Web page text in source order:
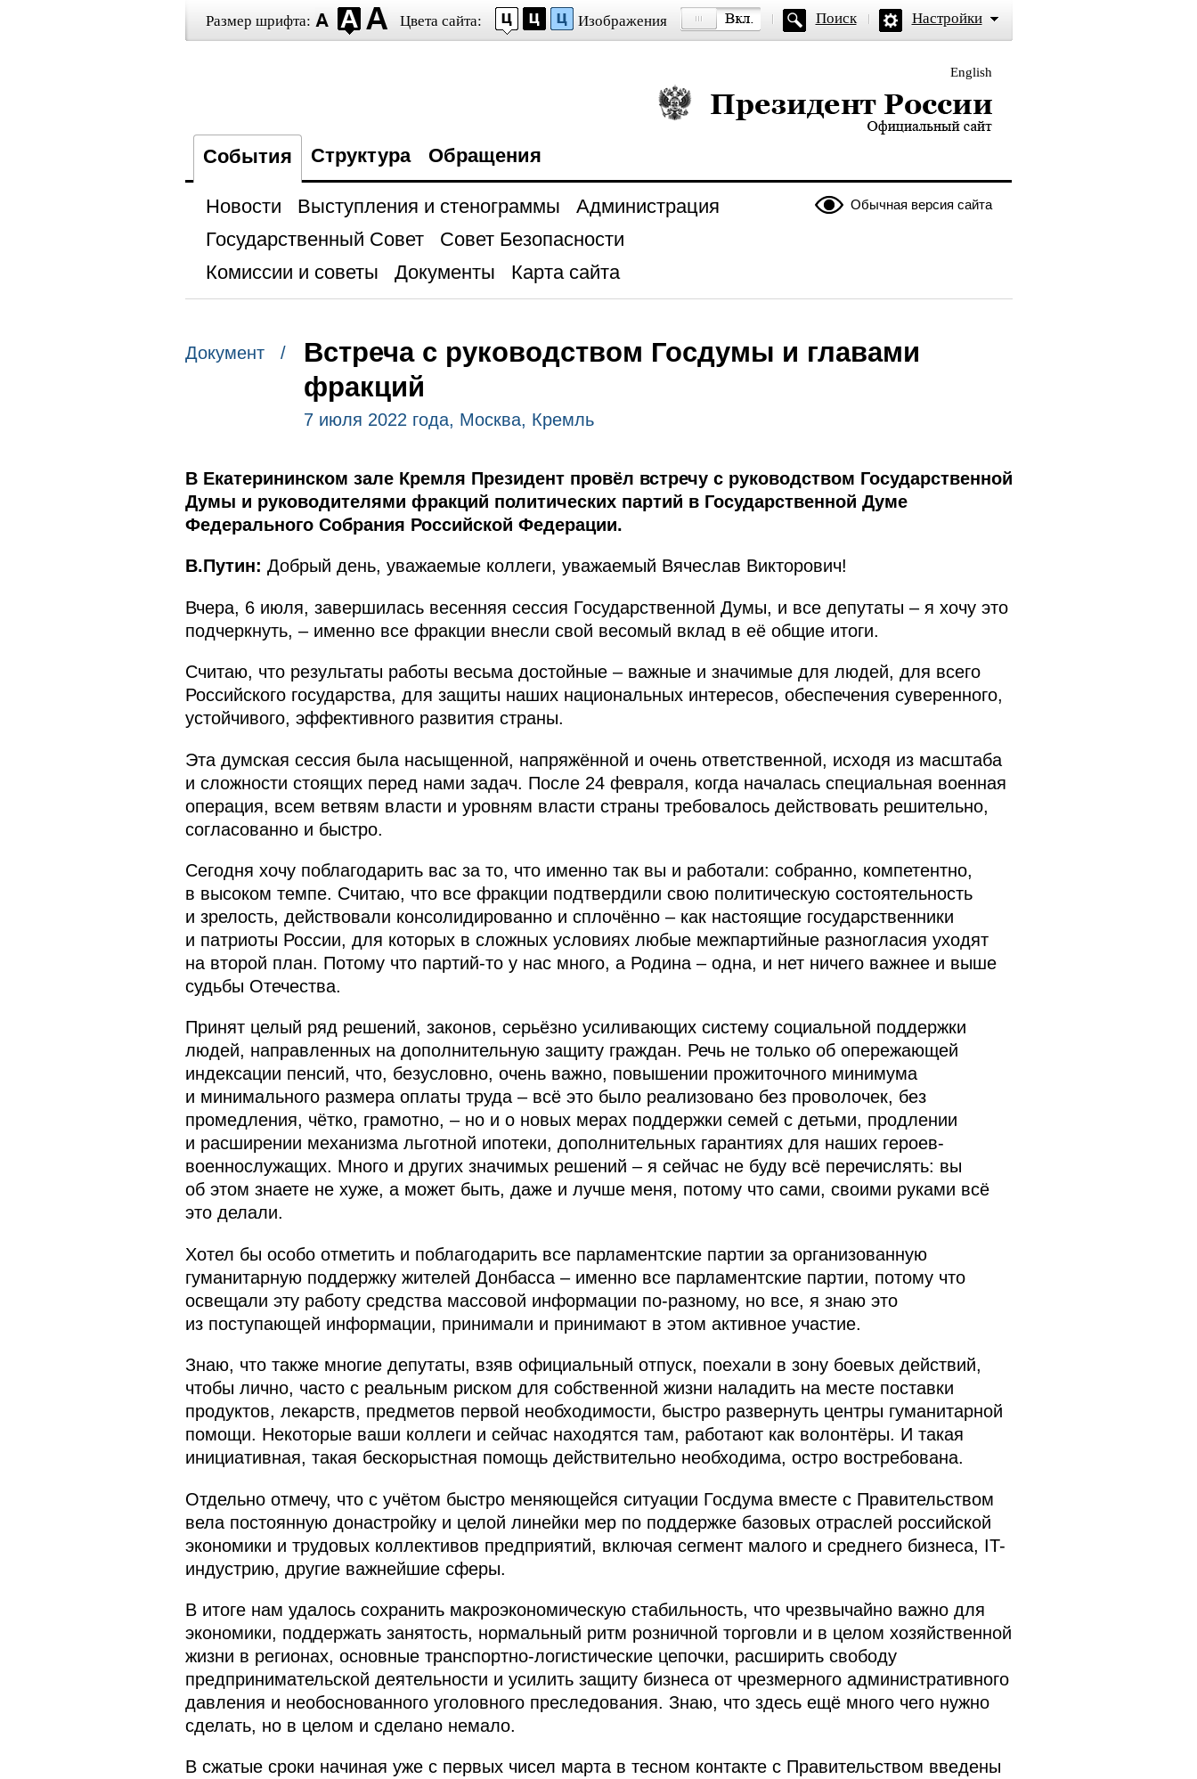
Размер шрифта: Цвета сайта: Изображения Поиск Настройки
English
Президент России — официальный сайт
События Структура Обращения
Обычная версия сайта
Новости Выступления и стенограммы
Администрация
Государственный Совет
Совет Безопасности
Комиссии и советы
Документы Карта сайта
Документ /
Встреча с руководством Госдумы и главами
фракций
7 июля 2022 года, Москва, Кремль
В Екатерининском зале Кремля Президент провёл встречу с руководством Государственной
Думы и руководителями фракций политических партий в Государственной Думе
Федерального Собрания Российской Федерации.
В.Путин: Добрый день, уважаемые коллеги, уважаемый Вячеслав Викторович!
Вчера, 6 июля, завершилась весенняя сессия Государственной Думы, и все депутаты – я хочу это
подчеркнуть, – именно все фракции внесли свой весомый вклад в её общие итоги.
Считаю, что результаты работы весьма достойные – важные и значимые для людей, для всего
Российского государства, для защиты наших национальных интересов, обеспечения суверенного,
устойчивого, эффективного развития страны.
Эта думская сессия была насыщенной, напряжённой и очень ответственной, исходя из масштаба
и сложности стоящих перед нами задач. После 24 февраля, когда началась специальная военная
операция, всем ветвям власти и уровням власти страны требовалось действовать решительно,
согласованно и быстро.
Сегодня хочу поблагодарить вас за то, что именно так вы и работали: собранно, компетентно,
в высоком темпе. Считаю, что все фракции подтвердили свою политическую состоятельность
и зрелость, действовали консолидированно и сплочённо – как настоящие государственники
и патриоты России, для которых в сложных условиях любые межпартийные разногласия уходят
на второй план. Потому что партий-то у нас много, а Родина – одна, и нет ничего важнее и выше
судьбы Отечества.
Принят целый ряд решений, законов, серьёзно усиливающих систему социальной поддержки
людей, направленных на дополнительную защиту граждан. Речь не только об опережающей
индексации пенсий, что, безусловно, очень важно, повышении прожиточного минимума
и минимального размера оплаты труда – всё это было реализовано без проволочек, без
промедления, чётко, грамотно, – но и о новых мерах поддержки семей с детьми, продлении
и расширении механизма льготной ипотеки, дополнительных гарантиях для наших героев-
военнослужащих. Много и других значимых решений – я сейчас не буду всё перечислять: вы
об этом знаете не хуже, а может быть, даже и лучше меня, потому что сами, своими руками всё
это делали.
Хотел бы особо отметить и поблагодарить все парламентские партии за организованную
гуманитарную поддержку жителей Донбасса – именно все парламентские партии, потому что
освещали эту работу средства массовой информации по-разному, но все, я знаю это
из поступающей информации, принимали и принимают в этом активное участие.
Знаю, что также многие депутаты, взяв официальный отпуск, поехали в зону боевых действий,
чтобы лично, часто с реальным риском для собственной жизни наладить на месте поставки
продуктов, лекарств, предметов первой необходимости, быстро развернуть центры гуманитарной
помощи. Некоторые ваши коллеги и сейчас находятся там, работают как волонтёры. И такая
инициативная, такая бескорыстная помощь действительно необходима, остро востребована.
Отдельно отмечу, что с учётом быстро меняющейся ситуации Госдума вместе с Правительством
вела постоянную донастройку и целой линейки мер по поддержке базовых отраслей российской
экономики и трудовых коллективов предприятий, включая сегмент малого и среднего бизнеса, IT-
индустрию, другие важнейшие сферы.
В итоге нам удалось сохранить макроэкономическую стабильность, что чрезвычайно важно для
экономики, поддержать занятость, нормальный ритм розничной торговли и в целом хозяйственной
жизни в регионах, основные транспортно-логистические цепочки, расширить свободу
предпринимательской деятельности и усилить защиту бизнеса от чрезмерного административного
давления и необоснованного уголовного преследования. Знаю, что здесь ещё много чего нужно
сделать, но в целом и сделано немало.
В сжатые сроки начиная уже с первых чисел марта в тесном контакте с Правительством введены